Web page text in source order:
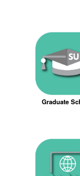
Graduate